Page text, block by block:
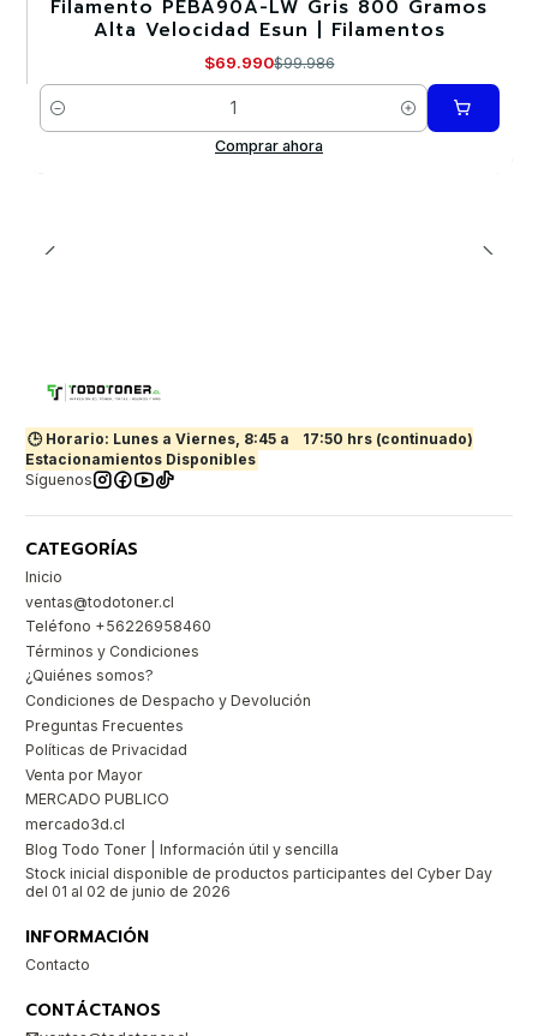
-30%
Filamento PEBA90A-LW Gris 800 Gramos
Alta Velocidad Esun | Filamentos
$69.990$99.986
Cantidad
Comprar ahora
🕒 Horario: Lunes a Viernes, 8:45 a
17:50 hrs (continuado)
Estacionamientos Disponibles
Síguenos
CATEGORÍAS
Inicio
ventas@todotoner.cl
Teléfono +56226958460
Términos y Condiciones
¿Quiénes somos?
Condiciones de Despacho y Devolución
Preguntas Frecuentes
Políticas de Privacidad
Venta por Mayor
MERCADO PUBLICO
mercado3d.cl
Blog Todo Toner | Información útil y sencilla
Stock inicial disponible de productos participantes del Cyber Day
del 01 al 02 de junio de 2026
INFORMACIÓN
Contacto
CONTÁCTANOS